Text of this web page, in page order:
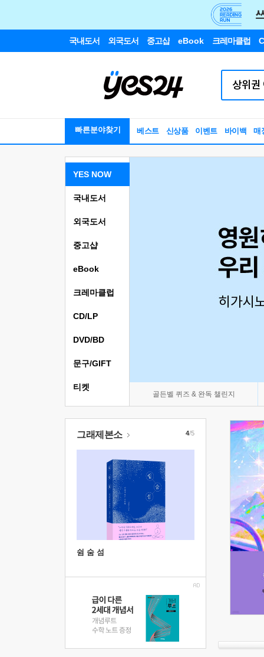
국내도서 외국도서 중고샵 eBook 크레마클럽
빠른분야찾기 베스트 신상품 이벤트 바이백 매
YES NOW
골든벨 퀴즈 & 완독 챌린지
국내도서
외국도서
중고샵
eBook
크레마클럽
CD/LP
DVD/BD
문구/GIFT
티켓
그래제본소
쉼 숨 섬
4/5